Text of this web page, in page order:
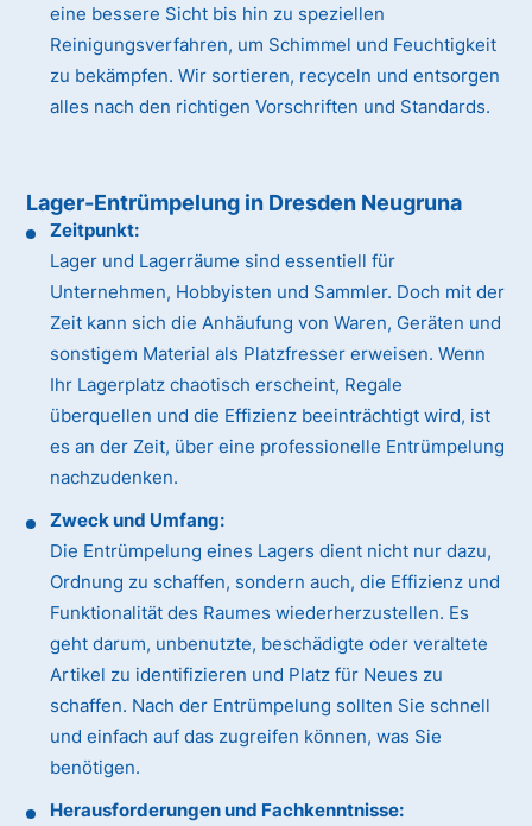
eine bessere Sicht bis hin zu speziellen
Reinigungsverfahren, um Schimmel und Feuchtigkeit
zu bekämpfen. Wir sortieren, recyceln und entsorgen
alles nach den richtigen Vorschriften und Standards.
Lager-Entrümpelung in Dresden Neugruna
Zeitpunkt:
Lager und Lagerräume sind essentiell für
Unternehmen, Hobbyisten und Sammler. Doch mit der
Zeit kann sich die Anhäufung von Waren, Geräten und
sonstigem Material als Platzfresser erweisen. Wenn
Ihr Lagerplatz chaotisch erscheint, Regale
überquellen und die Effizienz beeinträchtigt wird, ist
es an der Zeit, über eine professionelle Entrümpelung
nachzudenken.
Zweck und Umfang:
Die Entrümpelung eines Lagers dient nicht nur dazu,
Ordnung zu schaffen, sondern auch, die Effizienz und
Funktionalität des Raumes wiederherzustellen. Es
geht darum, unbenutzte, beschädigte oder veraltete
Artikel zu identifizieren und Platz für Neues zu
schaffen. Nach der Entrümpelung sollten Sie schnell
und einfach auf das zugreifen können, was Sie
benötigen.
Herausforderungen und Fachkenntnisse: